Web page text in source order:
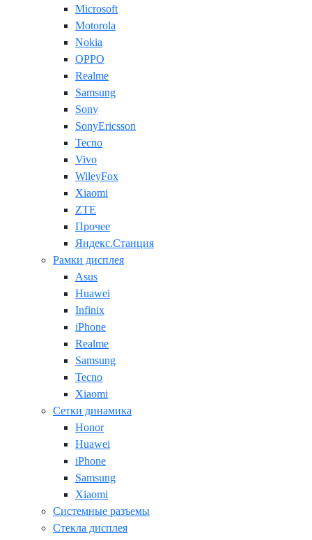
Microsoft
Motorola
Nokia
OPPO
Realme
Samsung
Sony
SonyEricsson
Tecno
Vivo
WileyFox
Xiaomi
ZTE
Прочее
Яндекс.Станция
Рамки дисплея
Asus
Huawei
Infinix
iPhone
Realme
Samsung
Tecno
Xiaomi
Сетки динамика
Honor
Huawei
iPhone
Samsung
Xiaomi
Системные разъемы
Стекла дисплея